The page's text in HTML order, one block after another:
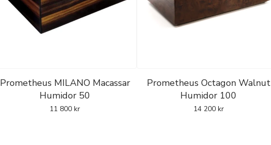
Prometheus MILANO Macassar
Humidor 50
11 800kr
Prometheus Octagon Walnut
Humidor 100
14 200 kr